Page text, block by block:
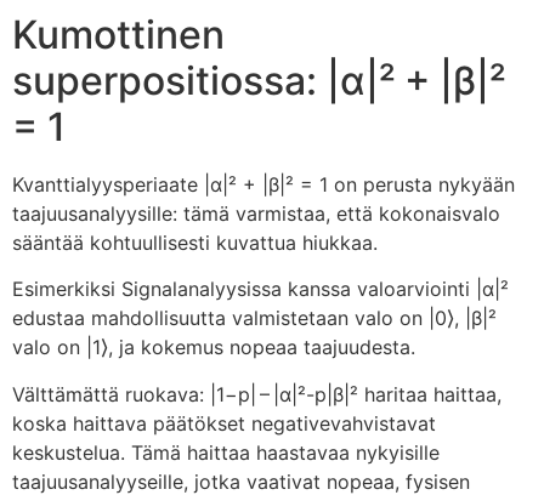
Kumottinen
superpositiossa: |α|² + |β|²
= 1
Kvanttialyysperiaate |α|² + |β|² = 1 on perusta nykyään
taajuusanalyysille: tämä varmistaa, että kokonaisvalo
sääntää kohtuullisesti kuvattua hiukkaa.
Esimerkiksi Signalanalyysissa kanssa valoarviointi |α|²
edustaa mahdollisuutta valmistetaan valo on |0⟩, |β|²
valo on |1⟩, ja kokemus nopeaa taajuudesta.
Välttämättä ruokava: |1−p| – |α|²-p|β|² haritaa haittaa,
koska haittava päätökset negativevahvistavat
keskustelua. Tämä haittaa haastavaa nykyisille
taajuusanalyyseille, jotka vaativat nopeaa, fysisen